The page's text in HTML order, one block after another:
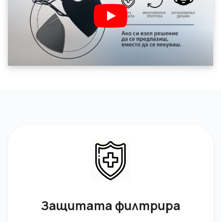
Защитата филтрира